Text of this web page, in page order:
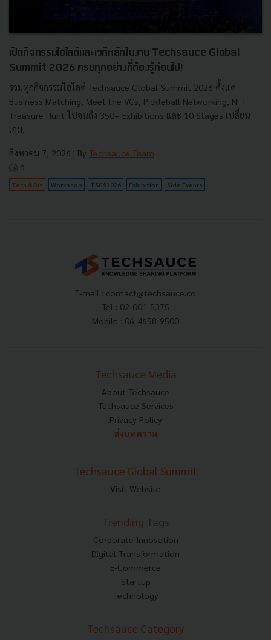
เปิดกิจกรรมไฮไลต์และเวทีหลักในงาน Techsauce Global
Summit 2026 ครบทุกอย่างที่ต้องรู้ก่อนไป!
รวมทุกกิจกรรมไฮไลต์ Techsauce Global Summit 2026 ตั้งแต่
Business Matching, Meet the VCs, Pickleball Networking, NFT
Treasure Hunt ไปจนถึง 350+ Exhibitions และ 10 Stages เปลี่ยน
เกม...
สิงหาคม 7, 2026 | By Techsauce Team
0
Tech & Biz Workshop TSGS2026 Exhibition Side Events
E-mail : contact@techsauce.co
Tel : 02-001-5375
Mobile : 06-4658-9500
Techsauce Media
About Techsauce
Techsauce Services
Privacy Policy
ส่งบทความ
Techsauce Global Summit
Visit Website
Trending Tags
Corporate Innovation
Digital Transformation
E-Commerce
Startup
Technology
Techsauce Category